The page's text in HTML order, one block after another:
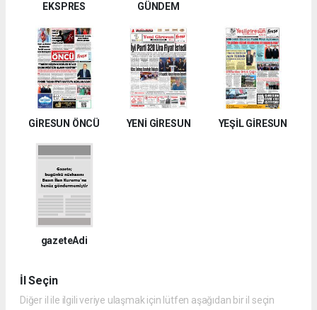
EKSPRES
GÜNDEM
GİRESUN ÖNCÜ YENİ GİRESUN YEŞİL GİRESUN
gazeteAdi
İl Seçin
Diğer il ile ilgili veriye ulaşmak için lütfen aşağıdan bir il seçin